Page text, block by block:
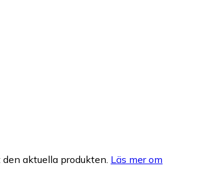
aktuella produkten. Läs mer om